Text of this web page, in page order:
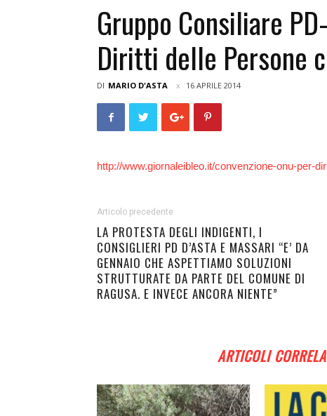
Gruppo Consiliare
Diritti delle Persone
DI MARIO D'ASTA 16 APRILE 2014
http://www.giornaleibleo.it/convenzione-onu-per-
Articolo precedente
LA PROTESTA DEGLI INDIGENTI, I
CONSIGLIERI PD D’ASTA E MASSARI “E’ DA
GENNAIO CHE ASPETTIAMO SOLUZIONI
STRUTTURATE DA PARTE DEL COMUNE DI
RAGUSA. E INVECE ANCORA NIENTE”
ARTICOLI